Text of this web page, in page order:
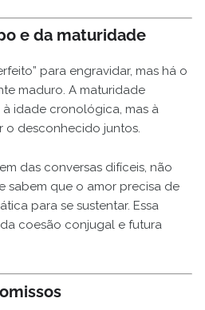
e da maturidade
para engravidar, mas há o
maduro. A maturidade
idade cronológica, mas à
o desconhecido juntos.
das conversas difíceis, não
sabem que o amor precisa de
para se sustentar. Essa
coesão conjugal e futura